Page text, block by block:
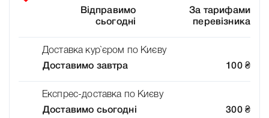
Відправимо
сьогодні
За тарифами
перевізника
Доставка кур`єром по Києву
Доставимо завтра
100 ₴
Експрес-доставка по Києву
Доставимо сьогодні
300 ₴